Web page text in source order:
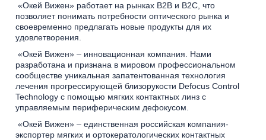
«Окей Вижен» работает на рынках B2B и B2C, что
позволяет понимать потребности оптического рынка и
своевременно предлагать новые продукты для их
удовлетворения.
«Окей Вижен» – инновационная компания. Нами
разработана и признана в мировом профессиональном
сообществе уникальная запатентованная технология
лечения прогрессирующей близорукости Defocus Control
Technology с помощью мягких контактных линз с
управляемым периферическим дефокусом.
«Окей Вижен» – единственная российская компания-
экспортер мягких и ортокератологических контактных